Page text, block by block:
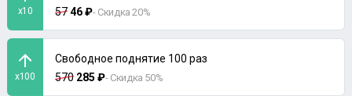
x10
5746 ₽- Скидка 20%
x100
Свободное поднятие 100 раз
570 285 ₽- Скидка 50%